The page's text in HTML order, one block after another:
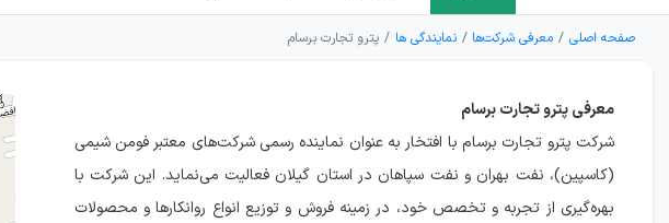
صفحه اصلی معرفی شرکت‌ها نمایندگی ها پترو تجارت برسام
معرفی پترو تجارت برسام
شرکت پترو تجارت برسام با افتخار به عنوان نماینده رسمی شرکت‌های معتبر فومن شیمی
(کاسپین)، نفت بهران و نفت سپاهان در استان گیلان فعالیت می‌نماید. این شرکت با
بهره‌گیری از تجربه و تخصص خود، در زمینه فروش و توزیع انواع روانکارها و محصولات